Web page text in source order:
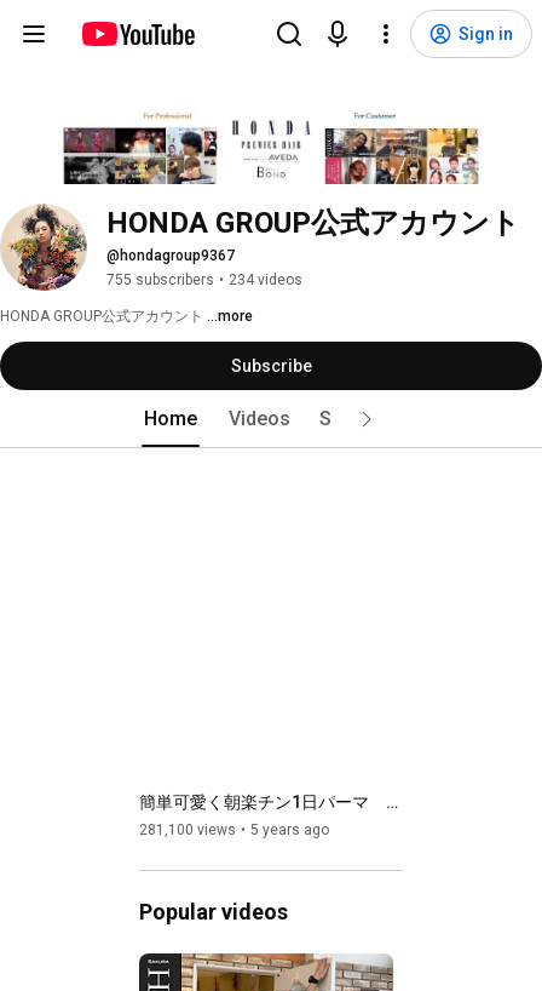
Sign in
HONDA GROUP公式アカウント
@hondagroup9367
755 subscribers • 234 videos
HONDA GROUP公式アカウント ...more
Subscribe
Home Videos Shorts
簡単可愛く朝楽チン1日パーマ　寝る前に編んでおくだけ＃Shorts
281,100 views 5 years ago
Popular videos